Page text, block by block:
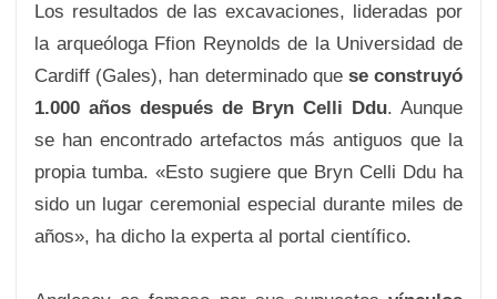
Los resultados de las excavaciones, lideradas por
la arqueóloga Ffion Reynolds de la Universidad de
Cardiff (Gales), han determinado que se construyó
1.000 años después de Bryn Celli Ddu. Aunque
se han encontrado artefactos más antiguos que la
propia tumba. «Esto sugiere que Bryn Celli Ddu ha
sido un lugar ceremonial especial durante miles de
años», ha dicho la experta al portal científico.